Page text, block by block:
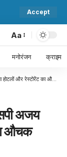
Accept
Aa
मनोरंजन क्राइम
रेस्टोरेंट का औचक निरीक्षण
अजय
औचक